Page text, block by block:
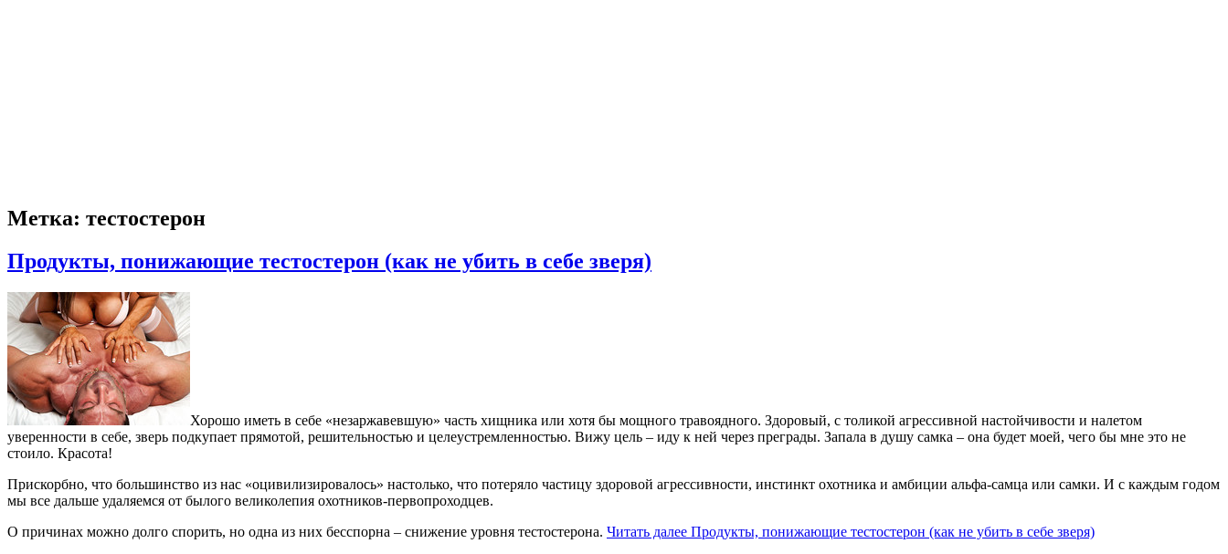
Метка: тестостерон
Продукты, понижающие тестостерон (как не убить в себе зверя)
Хорошо иметь в себе «незаржавевшую» часть хищника или хотя бы мощного травоядного. Здоровый, с толикой агрессивной настойчивости и налетом
уверенности в себе, зверь подкупает прямотой, решительностью и целеустремленностью. Вижу цель – иду к ней через преграды. Запала в душу самка – она будет моей, чего бы мне это не
стоило. Красота!
Прискорбно, что большинство из нас «оцивилизировалось» настолько, что потеряло частицу здоровой агрессивности, инстинкт охотника и амбиции альфа-самца или самки. И с каждым годом
мы все дальше удаляемся от былого великолепия охотников-первопроходцев.
О причинах можно долго спорить, но одна из них бесспорна – снижение уровня тестостерона. Читать далее Продукты, понижающие тестостерон (как не убить в себе зверя)